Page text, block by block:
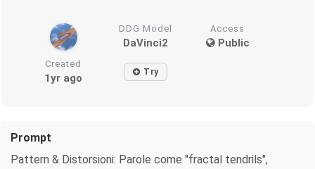
DDG Model
DaVinci2
Access
Public
Created
1yr ago Try
Prompt
Pattern & Distorsioni: Parole come "fractal tendrils",